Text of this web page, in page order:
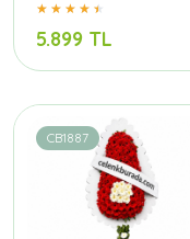
5.899 TL
CB1887